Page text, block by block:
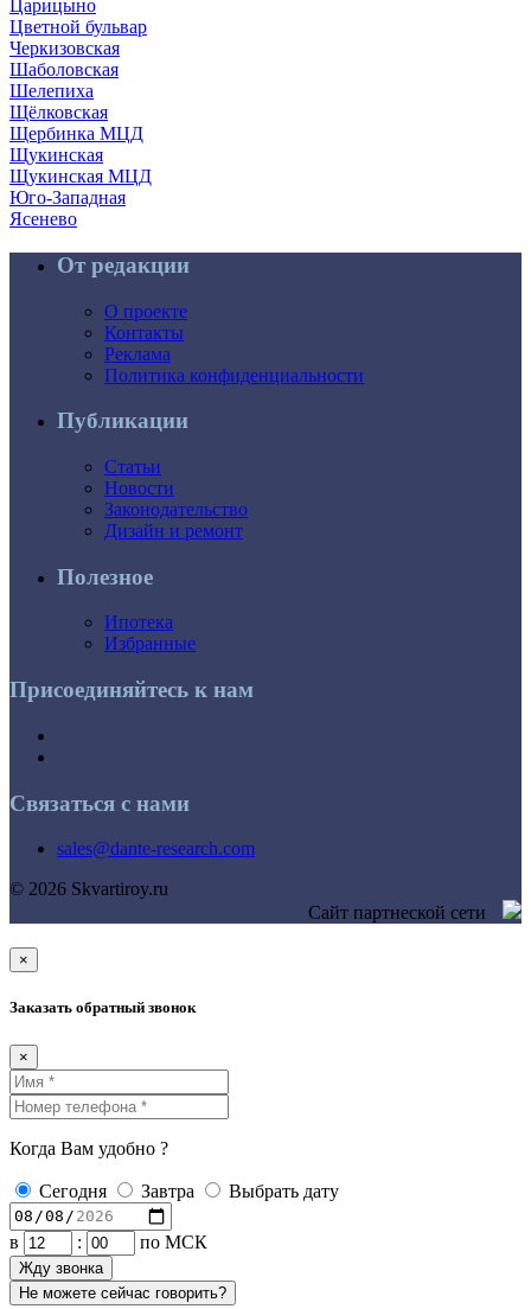
Царицыно
Цветной бульвар
Черкизовская
Шаболовская
Шелепиха
Щёлковская
Щербинка МЦД
Щукинская
Щукинская МЦД
Юго-Западная
Ясенево
От редакции
О проекте
Контакты
Реклама
Политика конфиденциальности
Публикации
Статьи
Новости
Законодательство
Дизайн и ремонт
Полезное
Ипотека
Избранные
Присоединяйтесь к нам
Связаться с нами
sales@dante-research.com
© 2026 Skvartiroy.ru
Сайт партнеской сети
×
Заказать обратный звонок
×
Когда Вам удобно ?
Сегодня Завтра Выбрать дату
в : по МСК
Жду звонка
Не можете сейчас говорить?